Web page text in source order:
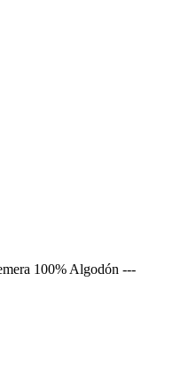
100% Algodón ---